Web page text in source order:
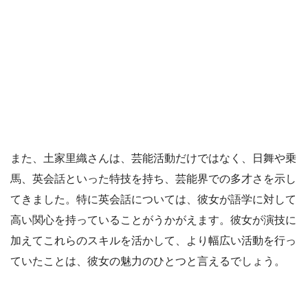
また、土家里織さんは、芸能活動だけではなく、日舞や乗
馬、英会話といった特技を持ち、芸能界での多才さを示し
てきました。特に英会話については、彼女が語学に対して
高い関心を持っていることがうかがえます。彼女が演技に
加えてこれらのスキルを活かして、より幅広い活動を行っ
ていたことは、彼女の魅力のひとつと言えるでしょう。